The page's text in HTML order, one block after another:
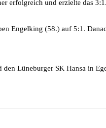
erfolgreich und erzielte das 3:1.
Engelking (58.) auf 5:1.
Lüneburger SK Hansa in